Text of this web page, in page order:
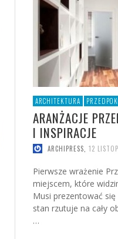
ARCHITEKTURA
ARANŻACJE
I INSPIRACJE
ARCHIPRESS 12
Pierwsze wrażenie
miejscem, które
Musi prezentować
stan rzutuje na cały
…